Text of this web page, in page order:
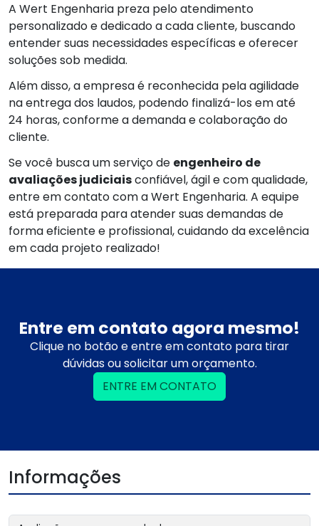
A Wert Engenharia preza pelo atendimento
personalizado e dedicado a cada cliente, buscando
entender suas necessidades específicas e oferecer
soluções sob medida.
Além disso, a empresa é reconhecida pela agilidade
na entrega dos laudos, podendo finalizá-los em até
24 horas, conforme a demanda e colaboração do
cliente.
Se você busca um serviço de engenheiro de
avaliações judiciaisconfiável, ágil e com qualidade,
entre em contato com a Wert Engenharia. A equipe
está preparada para atender suas demandas de
forma eficiente e profissional, cuidando da excelência
em cada projeto realizado!
Entre em contato agora mesmo!
Clique no botão e entre em contato para tirar
dúvidas ou solicitar um orçamento.
ENTRE EM CONTATO
Informações